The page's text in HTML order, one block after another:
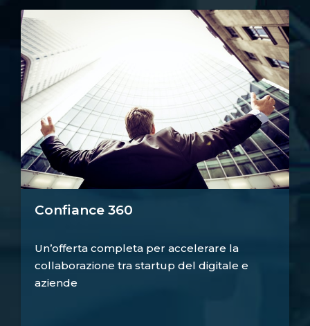
Confiance 360
Un’offerta completa per accelerare la
collaborazione tra startup del digitale e
aziende